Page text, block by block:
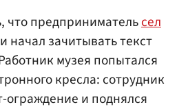
что предпринимательсел
и начал зачитывать текст
музея попытался
кресла: сотрудник
ограждение и поднялся